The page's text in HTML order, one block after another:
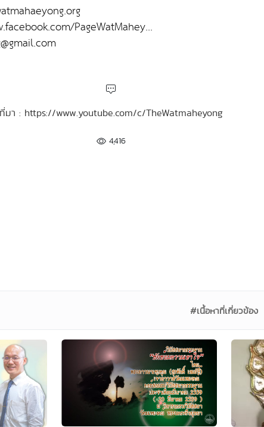
PageWatMahey...
ที่มา : https://www.youtube.com/c/TheWatmaheyong
4,416
#เนื้อหาที่เกี่ยวข้อง